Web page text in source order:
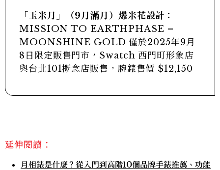
「玉米月」（9月滿月）爆米花設計：
MISSION TO EARTHPHASE –
MOONSHINE GOLD 僅於2025年9月
8日限定販售門市，Swatch 西門町形象店
與台北101概念店販售，腕錶售價 $12,150
延伸閱讀：
月相錶是什麼？從入門到高階10個品牌手錶推薦、功能